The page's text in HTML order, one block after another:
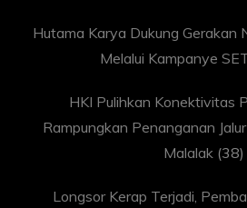
Hutama Karya Dukung Gerakan
Melalui Kampanye
HKI Pulihkan Konektivitas
Rampungkan Penanganan
Malalak (38)
Longsor Kerap Terjadi,